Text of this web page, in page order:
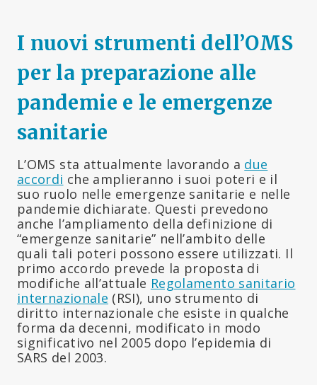
I nuovi strumenti dell’OMS
per la preparazione alle
pandemie e le emergenze
sanitarie
L’OMS sta attualmente lavorando a due
accordi che amplieranno i suoi poteri e il
suo ruolo nelle emergenze sanitarie e nelle
pandemie dichiarate. Questi prevedono
anche l’ampliamento della definizione di
“emergenze sanitarie” nell’ambito delle
quali tali poteri possono essere utilizzati. Il
primo accordo prevede la proposta di
modifiche all’attuale Regolamento sanitario
internazionale (RSI), uno strumento di
diritto internazionale che esiste in qualche
forma da decenni, modificato in modo
significativo nel 2005 dopo l’epidemia di
SARS del 2003.